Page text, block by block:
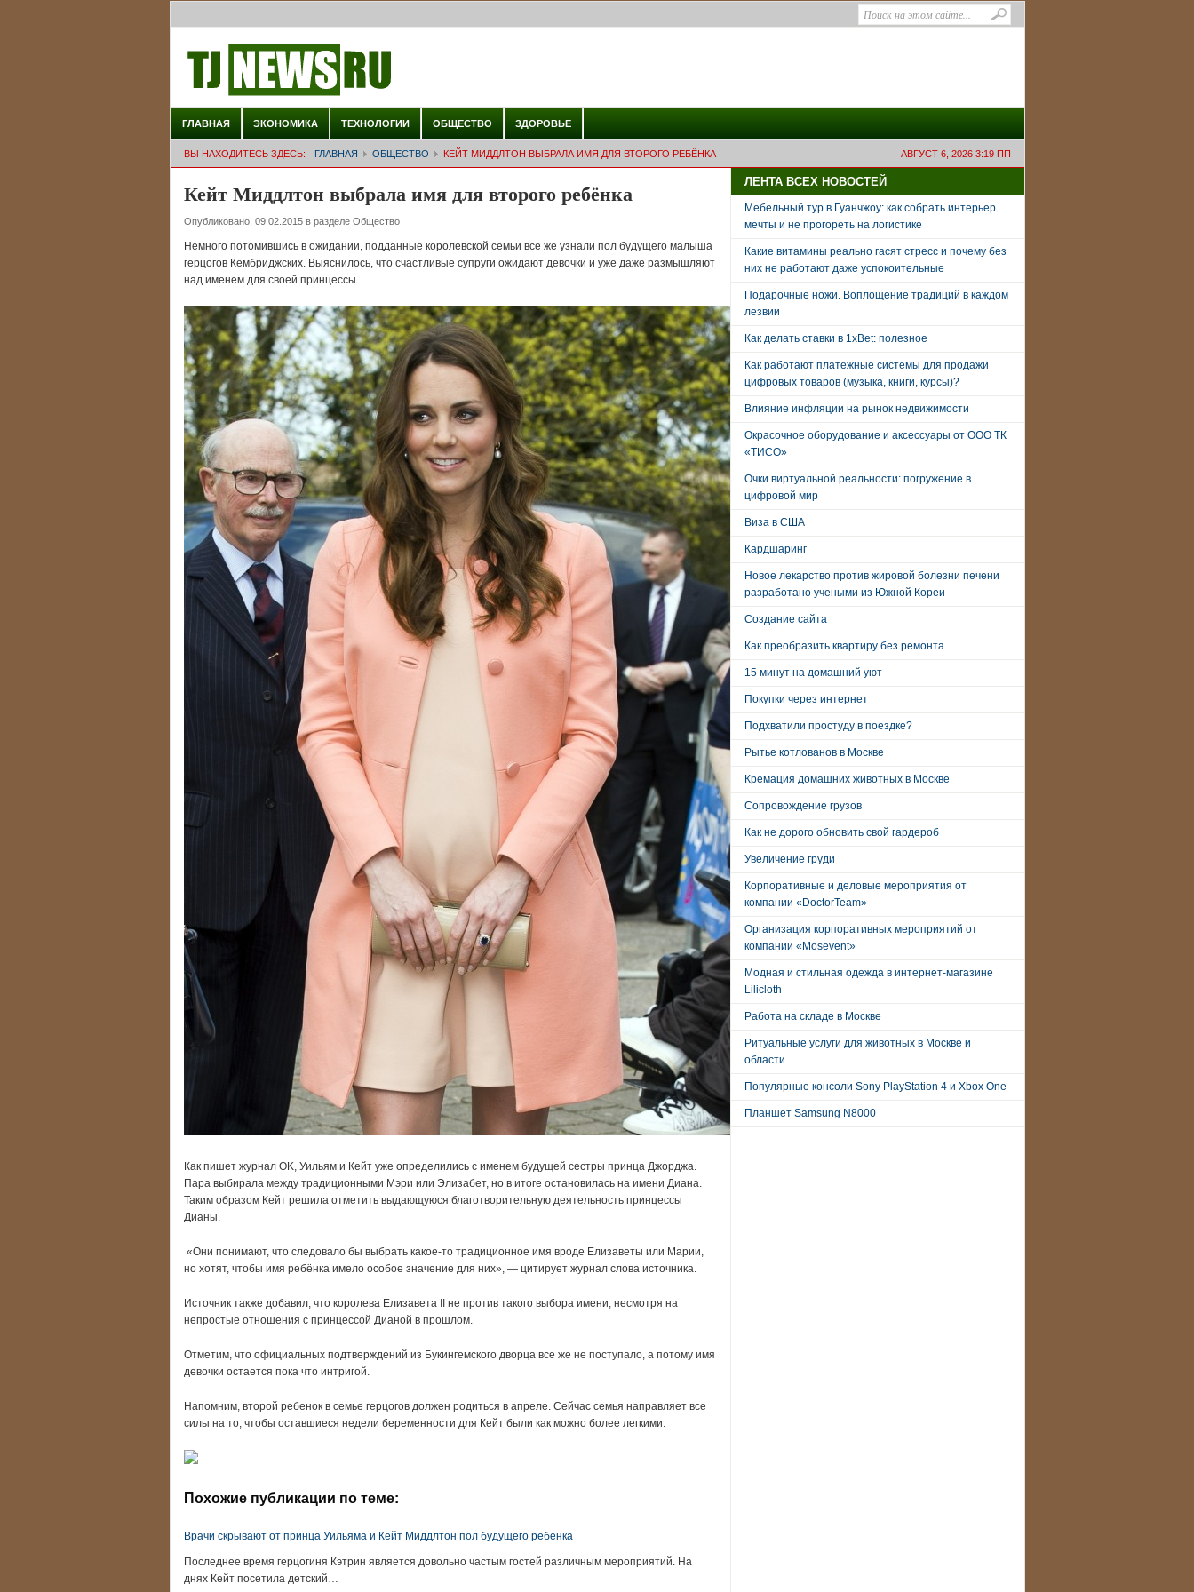
ГЛАВНАЯ ЭКОНОМИКА ТЕХНОЛОГИИ ОБЩЕСТВО ЗДОРОВЬЕ
АВГУСТ 6, 2026 3:19 ПП
ВЫ НАХОДИТЕСЬ ЗДЕСЬ: ГЛАВНАЯ ОБЩЕСТВО КЕЙТ МИДДЛТОН ВЫБРАЛА ИМЯ ДЛЯ ВТОРОГО РЕБЁНКА
Кейт Миддлтон выбрала имя для второго ребёнка
Опубликовано: 09.02.2015 в разделе Общество
Немного потомившись в ожидании, подданные королевской семьи все же узнали пол будущего малыша
герцогов Кембриджских. Выяснилось, что счастливые супруги ожидают девочки и уже даже размышляют
над именем для своей принцессы.
Как пишет журнал OK, Уильям и Кейт уже определились с именем будущей сестры принца Джорджа.
Пара выбирала между традиционными Мэри или Элизабет, но в итоге остановилась на имени Диана.
Таким образом Кейт решила отметить выдающуюся благотворительную деятельность принцессы
Дианы.
«Они понимают, что следовало бы выбрать какое-то традиционное имя вроде Елизаветы или Марии,
но хотят, чтобы имя ребёнка имело особое значение для них», — цитирует журнал слова источника.
Источник также добавил, что королева Елизавета II не против такого выбора имени, несмотря на
непростые отношения с принцессой Дианой в прошлом.
Отметим, что официальных подтверждений из Букингемского дворца все же не поступало, а потому имя
девочки остается пока что интригой.
Напомним, второй ребенок в семье герцогов должен родиться в апреле. Сейчас семья направляет все
силы на то, чтобы оставшиеся недели беременности для Кейт были как можно более легкими.
Похожие публикации по теме:
Врачи скрывают от принца Уильяма и Кейт Миддлтон пол будущего ребенка
Последнее время герцогиня Кэтрин является довольно частым гостей различным мероприятий. На
днях Кейт посетила детский…
ЛЕНТА ВСЕХ НОВОСТЕЙ
Мебельный тур в Гуанчжоу: как собрать интерьер
мечты и не прогореть на логистике
Какие витамины реально гасят стресс и почему без
них не работают даже успокоительные
Подарочные ножи. Воплощение традиций в каждом
лезвии
Как делать ставки в 1xBet: полезное
Как работают платежные системы для продажи
цифровых товаров (музыка, книги, курсы)?
Влияние инфляции на рынок недвижимости
Окрасочное оборудование и аксессуары от ООО ТК
«ТИСО»
Очки виртуальной реальности: погружение в
цифровой мир
Виза в США
Кардшаринг
Новое лекарство против жировой болезни печени
разработано учеными из Южной Кореи
Создание сайта
Как преобразить квартиру без ремонта
15 минут на домашний уют
Покупки через интернет
Подхватили простуду в поездке?
Рытье котлованов в Москве
Кремация домашних животных в Москве
Сопровождение грузов
Как не дорого обновить свой гардероб
Увеличение груди
Корпоративные и деловые мероприятия от
компании «DoctorTeam»
Организация корпоративных мероприятий от
компании «Mosevent»
Модная и стильная одежда в интернет-магазине
Lilicloth
Работа на складе в Москве
Ритуальные услуги для животных в Москве и
области
Популярные консоли Sony PlayStation 4 и Xbox One
Планшет Samsung N8000